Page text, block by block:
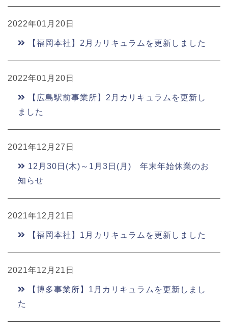
2022年01月20日
【福岡本社】2月カリキュラムを更新しました
2022年01月20日
【広島駅前事業所】2月カリキュラムを更新し
ました
2021年12月27日
12月30日(木)～1月3日(月) 年末年始休業のお
知らせ
2021年12月21日
【福岡本社】1月カリキュラムを更新しました
2021年12月21日
【博多事業所】1月カリキュラムを更新しまし
た